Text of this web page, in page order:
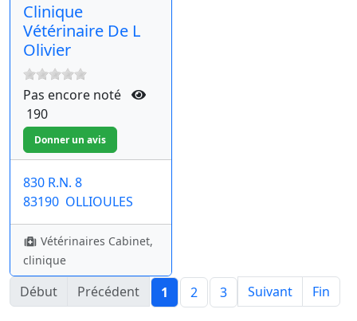
Clinique
Vétérinaire De L
Olivier
Pas encore noté
190
830 R.N. 8
83190 OLLIOULES
Vétérinaires Cabinet,
clinique
Début Précédent 1 2 3 Suivant Fin